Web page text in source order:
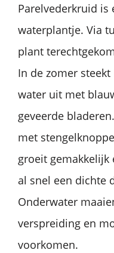
Parelvederkruid is
waterplantje. Via
plant
In de zomer
water uit met
geveerde
met
groeit
al snel een dichte
Onderwater
verspreiding en
voorkomen.